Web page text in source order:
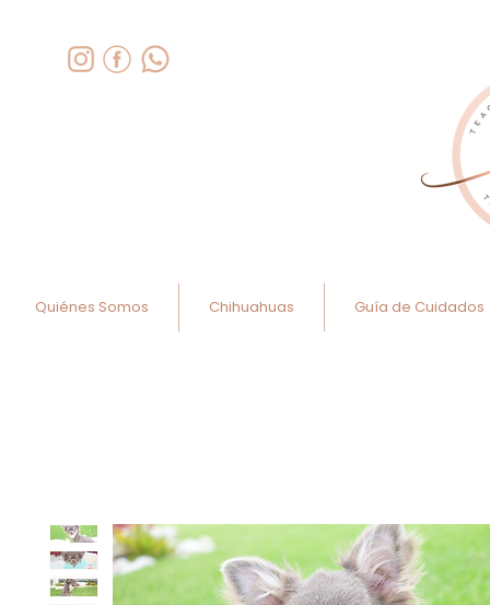
Quiénes Somos Chihuahuas Guía de Cuidados